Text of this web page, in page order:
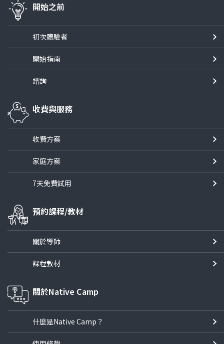
開始之前
初次體驗者
開始指南
諮詢
收費與服務
收費方案
家庭方案
7天免費試用
預約課程/教材
關於導師
課程教材
關於Native Camp
什麼是Native Camp？